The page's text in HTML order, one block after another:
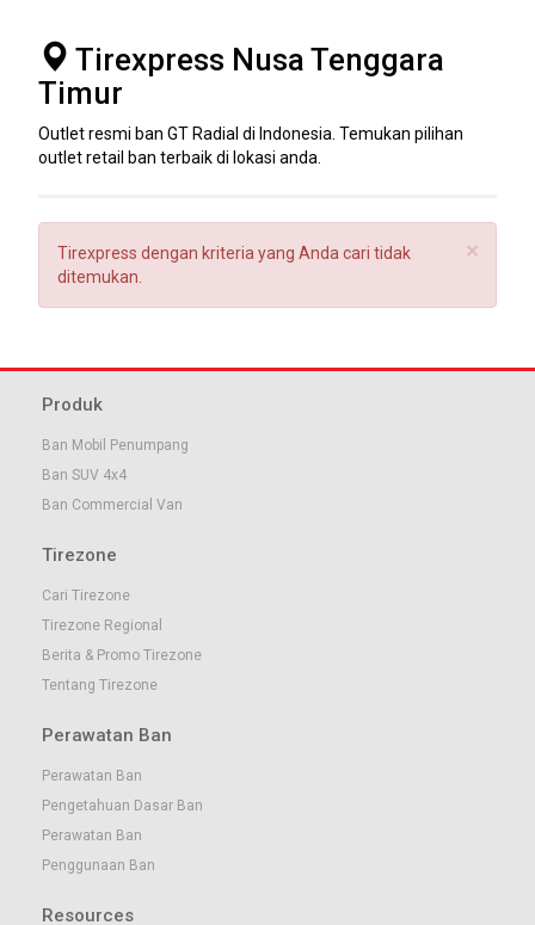
Tirexpress Nusa Tenggara
Timur
Outlet resmi ban GT Radial di Indonesia. Temukan pilihan
outlet retail ban terbaik di lokasi anda.
×
Tirexpress dengan kriteria yang Anda cari tidak
ditemukan.
Produk
Ban Mobil Penumpang
Ban SUV 4x4
Ban Commercial Van
Tirezone
Cari Tirezone
Tirezone Regional
Berita & Promo Tirezone
Tentang Tirezone
Perawatan Ban
Perawatan Ban
Pengetahuan Dasar Ban
Perawatan Ban
Penggunaan Ban
Resources